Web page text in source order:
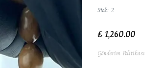
Stok: 2
₺ 1,260.00
Gönderim Politikası